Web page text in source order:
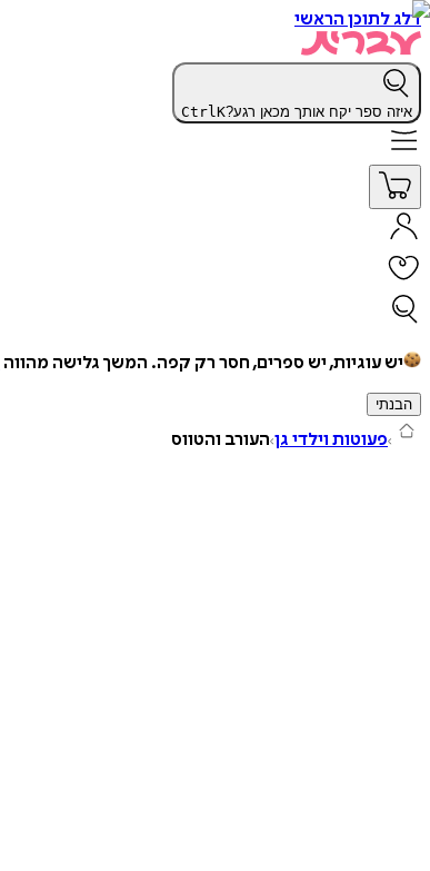
דלג לתוכן הראשי
איזה ספר יקח אותך מכאן רגע? CtrlK
יש עוגיות, יש ספרים, חסר רק קפה. המשך גלישה מהווה
הבנתי
פעוטות וילדי גן העורב והטווס